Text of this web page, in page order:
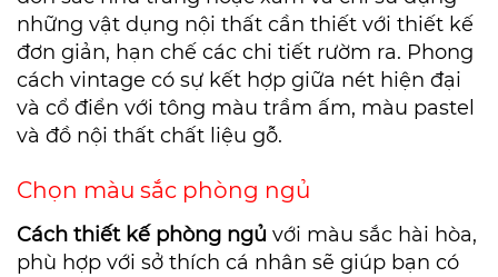
những vật dụng nội thất cần thiết với thiết kế
đơn giản, hạn chế các chi tiết rườm ra. Phong
cách vintage có sự kết hợp giữa nét hiện đại
và cổ điển với tông màu trầm ấm, màu pastel
và đồ nội thất chất liệu gỗ.
Chọn màu sắc phòng ngủ
Cách thiết kế phòng ngủ với màu sắc hài hòa,
phù hợp với sở thích cá nhân sẽ giúp bạn có